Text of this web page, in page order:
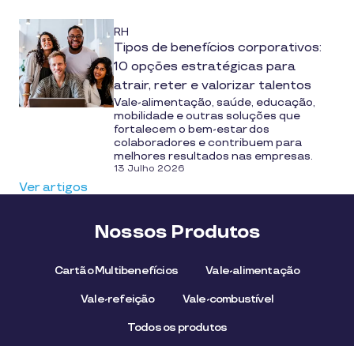
RH
Tipos de benefícios corporativos:
10 opções estratégicas para
atrair, reter e valorizar talentos
Vale-alimentação, saúde, educação,
mobilidade e outras soluções que
fortalecem o bem-estar dos
colaboradores e contribuem para
melhores resultados nas empresas.
13 Julho 2026
Ver artigos
Nossos Produtos
Cartão Multibenefícios Vale-alimentação
Vale-refeição Vale-combustível
Todos os produtos